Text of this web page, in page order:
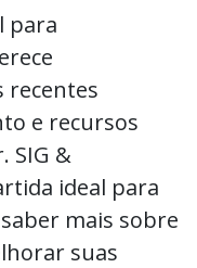
para
recentes
e recursos
SIG &
ideal para
mais sobre
suas